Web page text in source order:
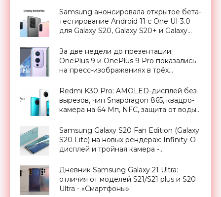
Samsung анонсировала открытое бета-
тестирование Android 11 с One UI 3.0
для Galaxy S20, Galaxy S20+ и Galaxy
За две недели до презентации:
OnePlus 9 и OnePlus 9 Pro показались
на пресс-изображениях в трёх
Redmi K30 Pro: AMOLED-дисплей без
вырезов, чип Snapdragon 865, квадро-
камера на 64 Мп, NFC, защита от воды
$423 - «Смартфоны»
Samsung Galaxy S20 Fan Edition (Galaxy
S20 Lite) на новых рендерах: Infinity-O
дисплей и тройная камера -
Дневник Samsung Galaxy 21 Ultra:
отличия от моделей S21/S21 plus и S20
Ultra - «Смартфоны»